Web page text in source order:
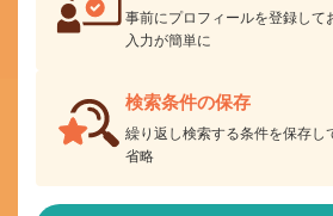
事前にプロフィールを登録して
入力が簡単に
検索条件の保存
繰り返し検索する条件を保存し
省略